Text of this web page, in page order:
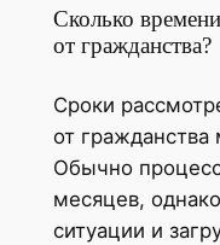
Сколько
от гражданства?
Сроки
от гражданства
Обычно
месяцев,
ситуации и